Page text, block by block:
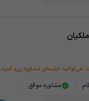
می‌توانید جلسه‌ی مشاوره رزرو کنید.
مشاوره موفق